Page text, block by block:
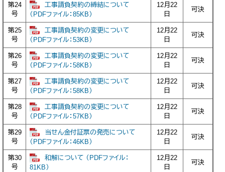
第24
号
工事請負契約の締結について
（PDFファイル：85KB）
12月22
日
可決
第25
号
工事請負契約の変更について
（PDFファイル：53KB）
12月22
日
可決
第26
号
工事請負契約の変更について
（PDFファイル：58KB）
12月22
日
可決
第27
号
工事請負契約の変更について
（PDFファイル：58KB）
12月22
日
可決
第28
号
工事請負契約の変更について
（PDFファイル：57KB）
12月22
日
可決
第29
号
当せん金付証票の発売について
（PDFファイル：46KB）
12月22
日
可決
第30
号
和解について （PDFファイル：
81KB）
12月22
日
可決